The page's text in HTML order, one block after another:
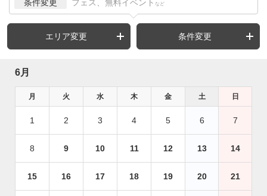
条件変更 フェス、無料イベント など
エリア変更 条件変更
6月
月 火 水 木 金 土 日
1 2 3 4 5 6 7
8 9 10 11 12 13 14
15 16 17 18 19 20 21